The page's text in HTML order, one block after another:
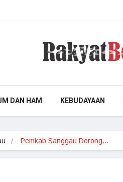
DAN HAM KEBUDAYAAN
Pemkab Sanggau Dorong…